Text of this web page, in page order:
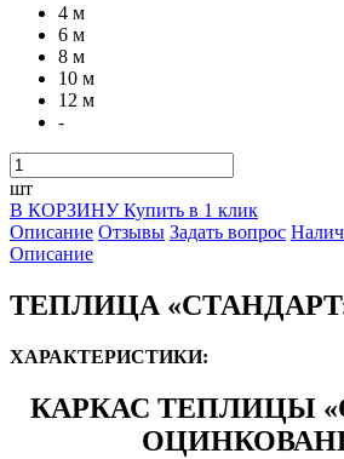
4 м
6 м
8 м
10 м
12 м
-
шт
В КОРЗИНУКупить в 1 клик
Описание Отзывы Задать вопрос
Описание
ТЕПЛИЦА
ХАРАКТЕРИСТИКИ:
КАРКАС ТЕПЛИЦЫ